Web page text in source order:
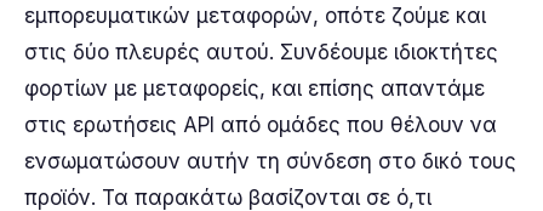
εμπορευματικών μεταφορών, οπότε ζούμε και
στις δύο πλευρές αυτού. Συνδέουμε ιδιοκτήτες
φορτίων με μεταφορείς, και επίσης απαντάμε
στις ερωτήσεις API από ομάδες που θέλουν να
ενσωματώσουν αυτήν τη σύνδεση στο δικό τους
προϊόν. Τα παρακάτω βασίζονται σε ό,τι